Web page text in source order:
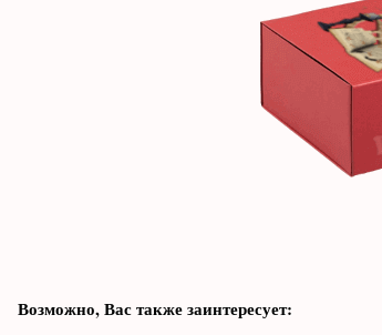
Возможно, Вас также заинтересует: